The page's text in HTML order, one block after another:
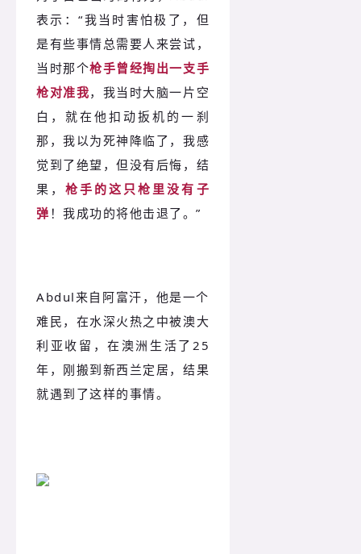
表示：“我当时害怕极了，但
是有些事情总需要人来尝试，
当时那个枪手曾经掏出一支手
枪对准我，我当时大脑一片空
白，就在他扣动扳机的一刹
那，我以为死神降临了，我感
觉到了绝望，但没有后悔，结
果，枪手的这只枪里没有子
弹 ！我成功的将他击退了。 ”
Abdul来自阿富汗，他是一个
难民，在水深火热之中被澳大
利亚收留，在澳洲生活了25
年，刚搬到新西兰定居，结果
就遇到了这样的事情。